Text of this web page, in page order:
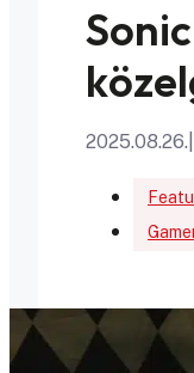
2025.08.26.